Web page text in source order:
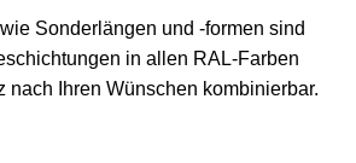
Sonderlängen und -formen sind
in allen RAL-Farben
nach Ihren Wünschen kombinierbar.